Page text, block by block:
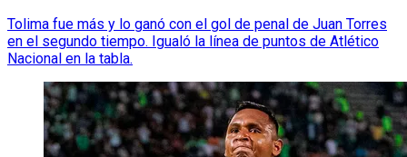
Tolima fue más y lo ganó con el gol de penal de Juan Torres
en el segundo tiempo. Igualó la línea de puntos de Atlético
Nacional en la tabla.